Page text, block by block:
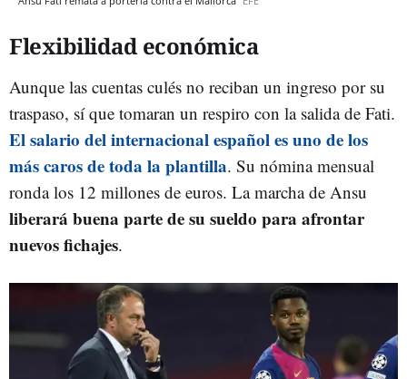
Flexibilidad económica
Aunque las cuentas culés no reciban un ingreso por su
traspaso, sí que tomaran un respiro con la salida de Fati.
El salario del internacional español es uno de los
más caros de toda la plantilla. Su nómina mensual
ronda los 12 millones de euros. La marcha de Ansu
liberará buena parte de su sueldo para afrontar
nuevos fichajes.